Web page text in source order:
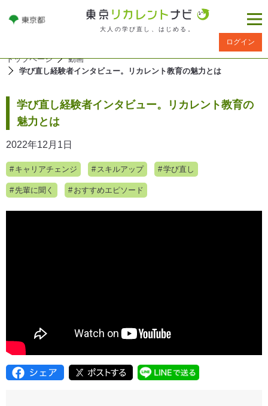
大人の学び直し、はじめる。
ログイン
トップページ
動画
学び直し経験者インタビュー。リカレント教育の魅力とは
学び直し経験者インタビュー。リカレント教育の
魅力とは
2022年12月1日
キャリアチェンジ スキルアップ 学び直し
先輩に聞く おすすめエピソード